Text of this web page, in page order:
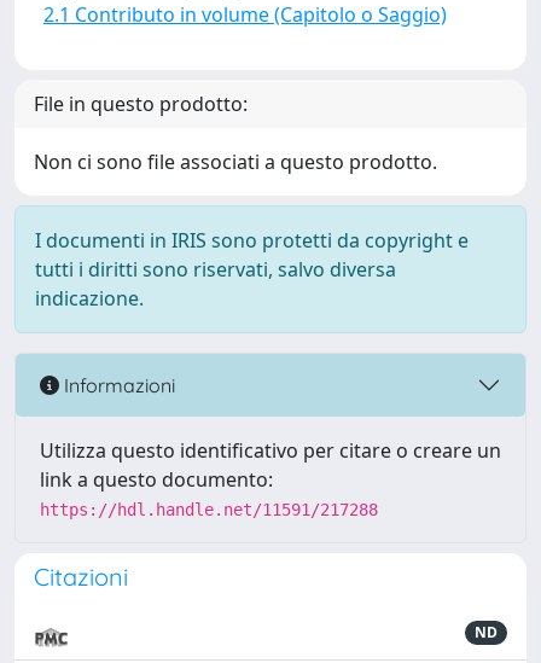
2.1 Contributo in volume (Capitolo o Saggio)
File in questo prodotto:
Non ci sono file associati a questo prodotto.
I documenti in IRIS sono protetti da copyright e
tutti i diritti sono riservati, salvo diversa
indicazione.
Informazioni
Utilizza questo identificativo per citare o creare un
link a questo documento:
https://hdl.handle.net/11591/217288
Citazioni
ND